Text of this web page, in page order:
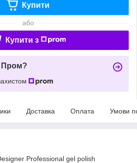
Купити
або
Купити з
Пром?
Доставка Оплата Умови
Professional gel polish